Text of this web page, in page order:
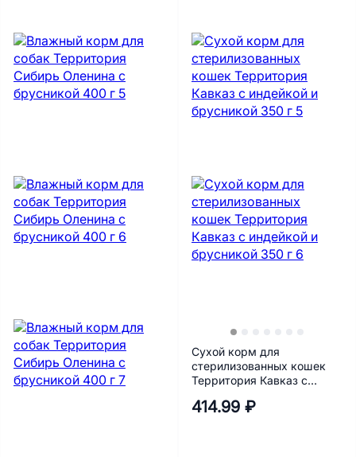
Сухой корм для
стерилизованных кошек
Территория Кавказ с
г
414.99 ₽